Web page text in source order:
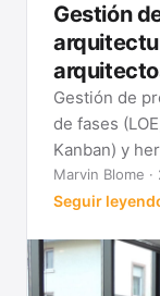
Gestión
Gestión de
de fases
Kanban) y
previsibles.
Marvin Blome
Seguir